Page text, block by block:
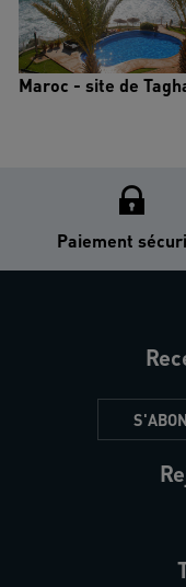
Maroc - site de
Paiement